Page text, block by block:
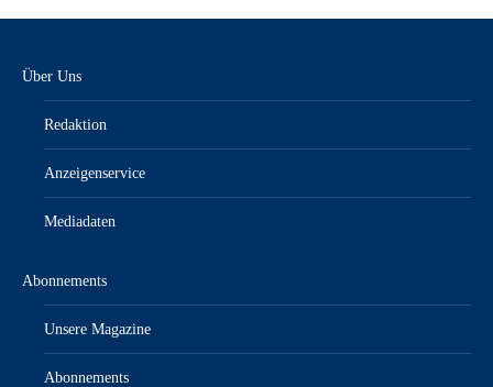
Über Uns
Redaktion
Anzeigenservice
Mediadaten
Abonnements
Unsere Magazine
Abonnements